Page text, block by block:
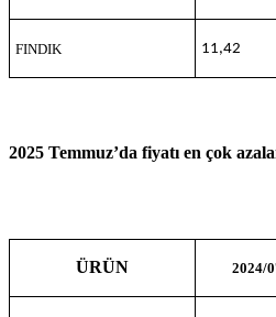
FINDIK 11,42
2025 Temmuz’da fiyatı en çok
ÜRÜN 2024/